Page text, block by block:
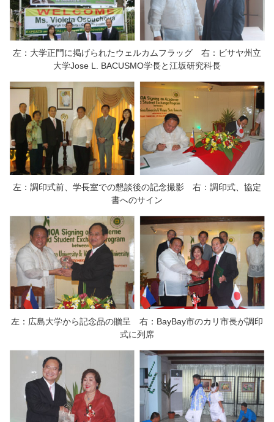
左：大学正門に掲げられたウェルカムフラッグ 右：ビサヤ州立
大学Jose L. BACUSMO学長と江坂研究科長
左：調印式前、学長室での懇談後の記念撮影 右：調印式、協定
書へのサイン
左：広島大学から記念品の贈呈 右：BayBay市のカリ市長が調印
式に列席